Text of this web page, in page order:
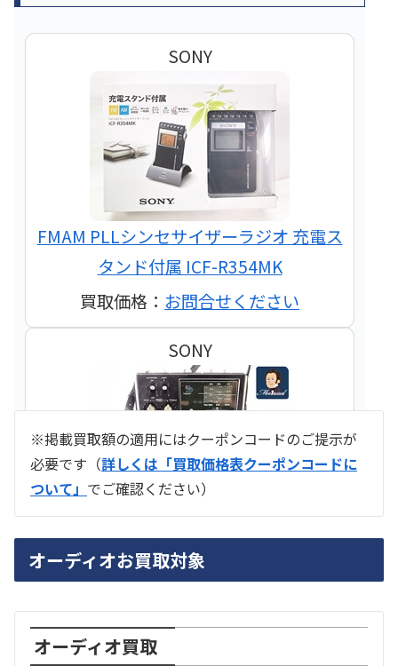
SONY
FMAM PLLシンセサイザーラジオ 充電ス
タンド付属 ICF-R354MK
買取価格： お問合せください
SONY
買取価格：お問合せください
SONY
※掲載買取額の適用にはクーポンコードのご提示が
必要です（詳しくは「買取価格表クーポンコードに
ついて」 でご確認ください）
オーディオお買取対象
オーディオ買取